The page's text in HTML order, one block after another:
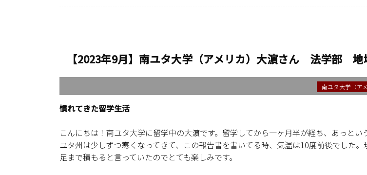
【2023年9月】南ユタ大学（アメリカ）大濵さん 法学部 地
南ユタ大学（アメ
慣れてきた留学生活
こんにちは！南ユタ大学に留学中の大濵です。留学してから一ヶ月半が経ち、あっとい
ユタ州は少しずつ寒くなってきて、この報告書を書いてる時、気温は10度前後でした
足まで積もると言っていたのでとても楽しみです。